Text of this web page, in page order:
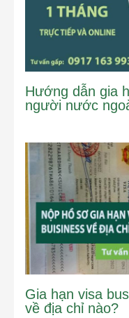
Hướng dẫn gia
người nước
Gia hạn visa
về địa chỉ nào?